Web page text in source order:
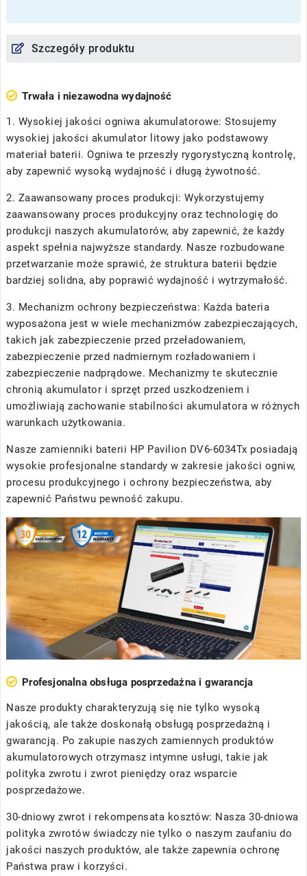
Szczegóły produktu
Trwała i niezawodna wydajność
1. Wysokiej jakości ogniwa akumulatorowe: Stosujemy
wysokiej jakości akumulator litowy jako podstawowy
materiał baterii. Ogniwa te przeszły rygorystyczną kontrolę,
aby zapewnić wysoką wydajność i długą żywotność.
2. Zaawansowany proces produkcji: Wykorzystujemy
zaawansowany proces produkcyjny oraz technologię do
produkcji naszych akumulatorów, aby zapewnić, że każdy
aspekt spełnia najwyższe standardy. Nasze rozbudowane
przetwarzanie może sprawić, że struktura baterii będzie
bardziej solidna, aby poprawić wydajność i wytrzymałość.
3. Mechanizm ochrony bezpieczeństwa: Każda bateria
wyposażona jest w wiele mechanizmów zabezpieczających,
takich jak zabezpieczenie przed przeładowaniem,
zabezpieczenie przed nadmiernym rozładowaniem i
zabezpieczenie nadprądowe. Mechanizmy te skutecznie
chronią akumulator i sprzęt przed uszkodzeniem i
umożliwiają zachowanie stabilności akumulatora w różnych
warunkach użytkowania.
Nasze zamienniki baterii HP Pavilion DV6-6034Tx posiadają
wysokie profesjonalne standardy w zakresie jakości ogniw,
procesu produkcyjnego i ochrony bezpieczeństwa, aby
zapewnić Państwu pewność zakupu.
Profesjonalna obsługa posprzedażna i gwarancja
Nasze produkty charakteryzują się nie tylko wysoką
jakością, ale także doskonałą obsługą posprzedażną i
gwarancją. Po zakupie naszych zamiennych produktów
akumulatorowych otrzymasz intymne usługi, takie jak
polityka zwrotu i zwrot pieniędzy oraz wsparcie
posprzedażowe.
30-dniowy zwrot i rekompensata kosztów: Nasza 30-dniowa
polityka zwrotów świadczy nie tylko o naszym zaufaniu do
jakości naszych produktów, ale także zapewnia ochronę
Państwa praw i korzyści.